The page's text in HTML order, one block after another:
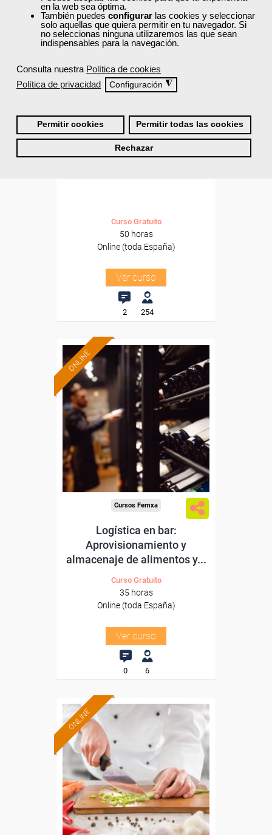
en la web sea óptima.
También puedes configurar las cookies y seleccionar
solo aquellas que quiera permitir en tu navegador. Si
no seleccionas ninguna utilizaremos las que sean
indispensables para la navegación.
Consulta nuestra Política de cookies
Política de privacidad
Configuración ◮
Permitir cookies Permitir todas las cookies
Rechazar
Formación 100%
subvencionada.
trabajadores y autónomos.
Sector
Cursos Femxa
Curso Gratuito
50 horas
Online (toda España)
Ver curso
2 254
ONLINE
Formación 100%
subvencionada.
Para desempleados,
trabajadores y autónomos.
Sector
-Hosteleria y Turismo.
Cursos Femxa
Logística en bar:
Aprovisionamiento y
almacenaje de alimentos y...
Curso Gratuito
35 horas
Online (toda España)
Ver curso
0 6
ONLINE
Formación 100%
subvencionada.
Para desempleados,
trabajadores y autónomos.
Sector
-Hosteleria y Turismo.